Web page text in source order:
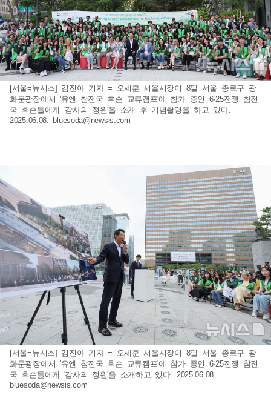
[서울=뉴시스] 김진아 기자 = 오세훈 서울시장이 8일 서울 종로구 광
화문광장에서 '유엔 참전국 후손 교류캠프'에 참가 중인 6·25전쟁 참전
국 후손들에게 '감사의 정원'을 소개 후 기념촬영을 하고 있다.
2025.06.08. bluesoda@newsis.com
[서울=뉴시스] 김진아 기자 = 오세훈 서울시장이 8일 서울 종로구 광
화문광장에서 '유엔 참전국 후손 교류캠프'에 참가 중인 6·25전쟁 참전
국 후손들에게 '감사의 정원'을 소개하고 있다. 2025.06.08.
bluesoda@newsis.com